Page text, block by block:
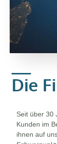
Die
Seit über 30
Kunden im
ihnen auf